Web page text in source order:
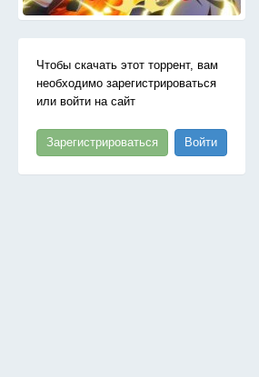
Чтобы скачать этот торрент, вам
необходимо зарегистрироваться
или войти на сайт
Зарегистрироваться Войти